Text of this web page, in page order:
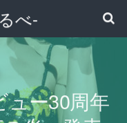
べ-
ー30周年